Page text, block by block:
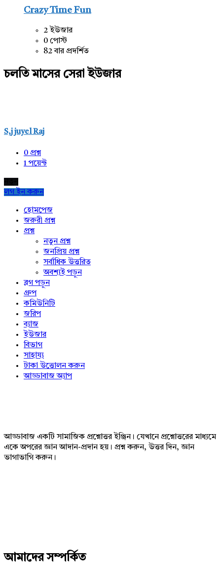
Crazy Time Fun
2 ইউজার
0 পোস্ট
82 বার প্রদর্শিত
চলতি মাসের সেরা ইউজার
S,j juyel Raj
0 প্রশ্ন
1পয়েন্ট
লগ ইন করুন
Exploreহোমপেজ
জরুরী প্রশ্ন
প্রশ্ন
নতুন প্রশ্ন
জনপ্রিয় প্রশ্ন
সর্বাধিক উত্তরিত
অবশ্যই পড়ুন
ব্লগ পড়ুন
গ্রুপ
কমিউনিটি
জরিপ
ব্যাজ
ইউজার
বিভাগ
সাহায্য
টাকা উত্তোলন করুন
আড্ডাবাজ অ্যাপ
আড্ডাবাজ একটি সামাজিক প্রশ্নোত্তর ইঞ্জিন। যেখানে প্রশ্নোত্তরের মাধ্যমে
একে অপরের জ্ঞান আদান-প্রদান হয়। প্রশ্ন করুন, উত্তর দিন, জ্ঞান
ভাগাভাগি করুন।
আমাদের সম্পর্কিত